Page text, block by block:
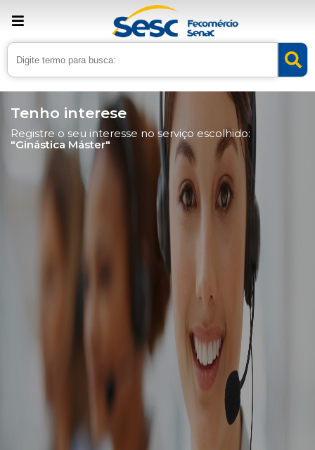
Tenho interese
Registre o seu interesse no serviço escolhido:
"Ginástica Máster"